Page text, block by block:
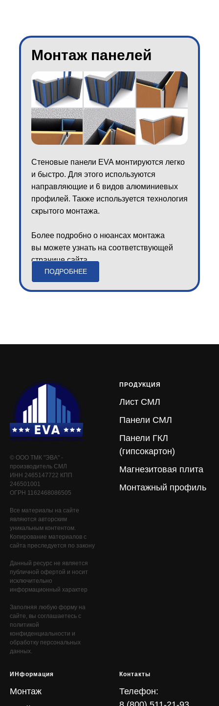
Монтаж панелей
Стеновые панели EVA монтируются легко
и быстро. Для этого используются
направляющие и 6 видов алюминиевых
профилей. Также используется технология
скрытого монтажа.
Более подробно о нюансах монтажа
вы можете узнать на соответствующей
странице сайта.
ПОДРОБНЕЕ
© ООО ТМК "ЭВА" -
производитель СМЛ
ИНН 2465147722 КПП
246501001
ОГРН 1162468086505
Все материалы на сайте
являются авторским
уникальным контентом.
Копирование материалов с
сайта преследуется по закону
Данный ресурс не является
публичной офертой и носит
исключительно
информационный характер
Заполняя любую форму на
сайте, вы соглашаетесь с
политикой
конфиденциальности и
обработку персональных
данных.
ПРОДУКЦИЯ
Лист СМЛ
Панели СМЛ
Панели ГКЛ
(гипсокартон)
Магнезитовая плита
Монтажный профиль
ИНформация
Монтаж
Контакты
Телефон: